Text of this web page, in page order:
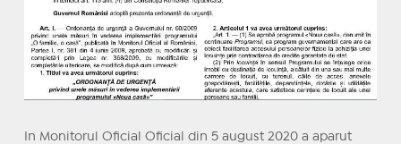
In Monitorul Oficial Oficial din 5 august 2020 a aparut